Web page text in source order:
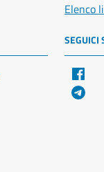
Elenco
SEGUICI